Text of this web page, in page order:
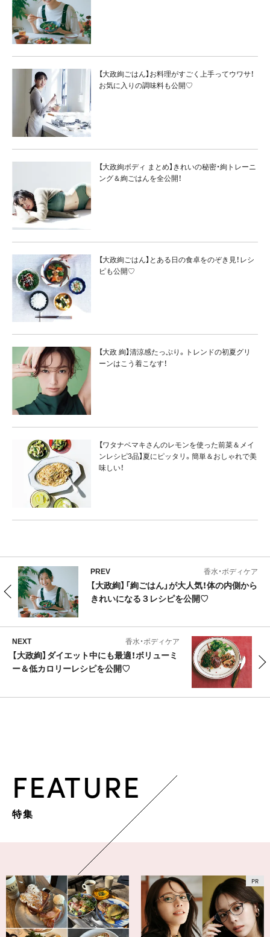
【大政絢ごはん】お料理がすごく上手ってウワサ！
お気に入りの調味料も公開♡
【大政絢ボディ まとめ】きれいの秘密・絢トレーニ
ング＆絢ごはんを全公開！
【大政絢ごはん】とある日の食卓をのぞき見！レシ
ピも公開♡
【大政 絢】清涼感たっぷり。トレンドの初夏グリ
ーンはこう着こなす！
【ワタナベマキさんのレモンを使った前菜＆メイ
ンレシピ3品】夏にピッタリ。簡単＆おしゃれで美
味しい！
PREV 香水・ボディケア
【大政絢】「絢ごはん」が大人気！体の内側から
きれいになる３レシピを公開♡
NEXT 香水・ボディケア
【大政絢】ダイエット中にも最適！ボリューミ
ー＆低カロリーレシピを公開♡
FEATURE
特集